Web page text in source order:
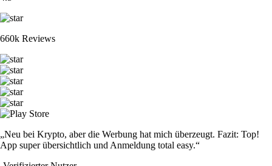
660k Reviews
„Neu bei Krypto, aber die Werbung hat mich überzeugt. Fazit: Top!
App super übersichtlich und Anmeldung total easy.“